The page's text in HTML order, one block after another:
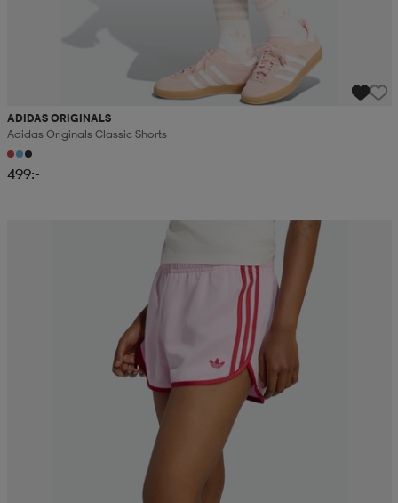
ADIDAS ORIGINALS
Adidas Originals Classic Shorts
499:-